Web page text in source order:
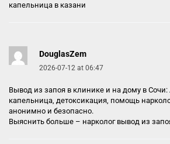
капельница в казани
DouglasZem
2026-07-12 at 06:47
Вывод из запоя в клинике и на дому в
капельница, детоксикация, помощь
анонимно и безопасно.
Выяснить больше – нарколог вывод из